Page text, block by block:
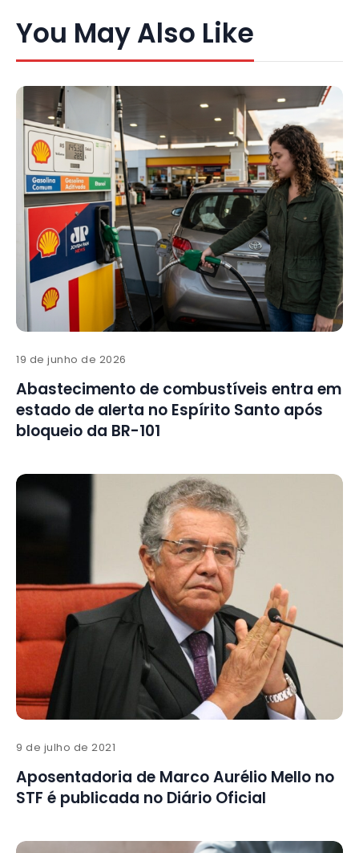
You May Also Like
19 de junho de 2026
Abastecimento de combustíveis entra em
estado de alerta no Espírito Santo após
bloqueio da BR-101
9 de julho de 2021
Aposentadoria de Marco Aurélio Mello no
STF é publicada no Diário Oficial